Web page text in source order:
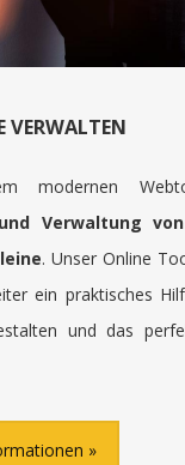
VERWALTEN
modernen
Verwaltung
. Unser Online
ein praktisches
und das